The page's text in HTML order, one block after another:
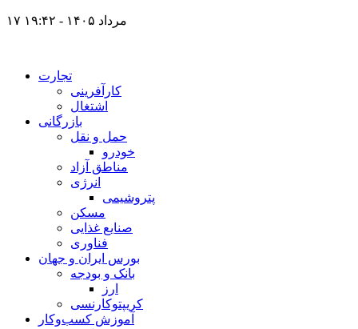
۱۷ مرداد ۱۴۰۵ - ۱۹:۴۲
تجارت
کارآفرینی
اشتغال
بازرگانی
حمل و نقل
خودرو
مناطق آزاد
انرژی
پتروشیمی
مسکن
صنایع غذایی
فناوری
بورس ایران و جهان
بانک و بودجه
ارز
کریپتوکارنسی
آموزش کسب‌وکار